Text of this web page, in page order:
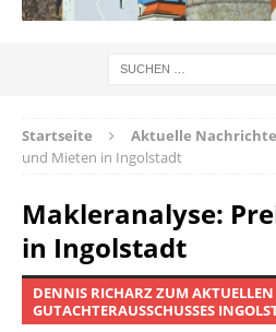
Startseite Aktuelle
und Mieten in Ingolstadt
Makleranalyse:
in Ingolstadt
DENNIS RICHARZ ZUM
GUTACHTERAUSSCHUSSES